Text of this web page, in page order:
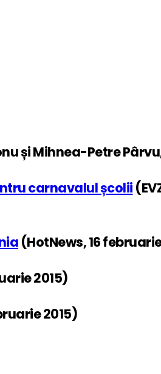
și Mihnea-Petre
carnavalul școlii
(HotNews, 16
2015)
2015)